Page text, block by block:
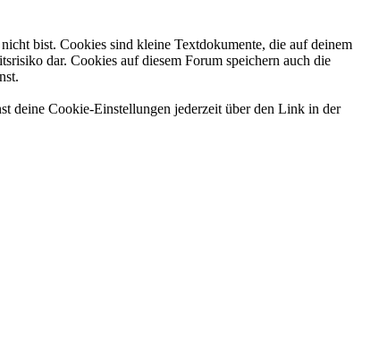
bist. Cookies sind kleine Textdokumente, die auf deinem
dar. Cookies auf diesem Forum speichern auch die
deine Cookie-Einstellungen jederzeit über den Link in der